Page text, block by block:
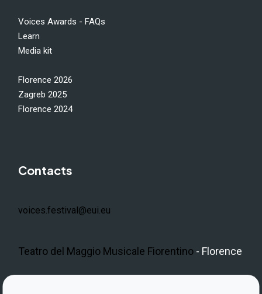
Voices Awards - FAQs
Learn
Media kit
Florence 2026
Zagreb 2025
Florence 2024
Contacts
voices.festival@eui.eu
Teatro del Maggio Musicale Fiorentino - Florence